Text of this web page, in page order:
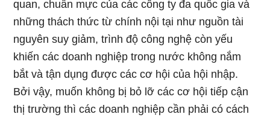
quan, chuẩn mực của các công ty đa quốc gia và
những thách thức từ chính nội tại như nguồn tài
nguyên suy giảm, trình độ công nghệ còn yếu
khiến các doanh nghiệp trong nước không nắm
bắt và tận dụng được các cơ hội của hội nhập.
Bởi vậy, muốn không bị bỏ lỡ các cơ hội tiếp cận
thị trường thì các doanh nghiệp cần phải có cách